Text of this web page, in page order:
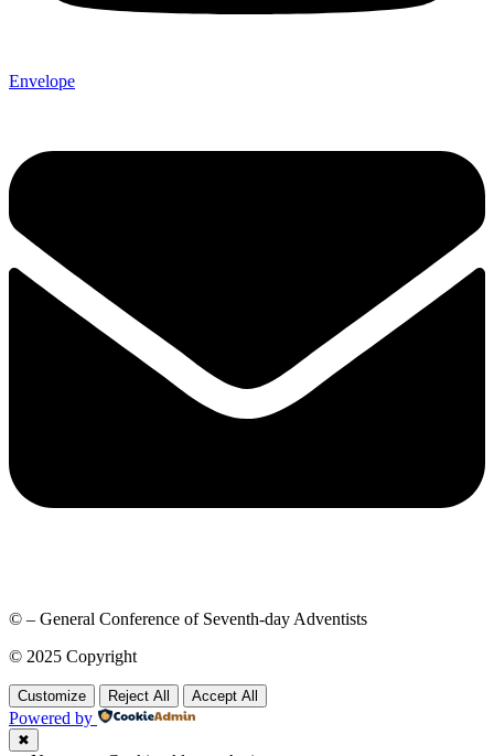
Envelope
© – General Conference of Seventh-day Adventists
© 2025 Copyright
Customize Reject All Accept All
Powered by
✖